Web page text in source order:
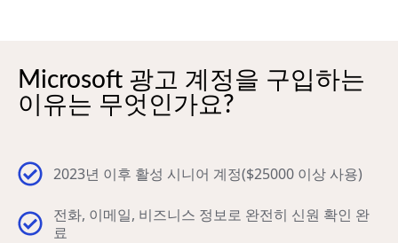
Microsoft 광고 계정을 구입하는
이유는 무엇인가요?
2023년 이후 활성 시니어 계정($25000 이상 사용)
전화, 이메일, 비즈니스 정보로 완전히 신원 확인 완
료